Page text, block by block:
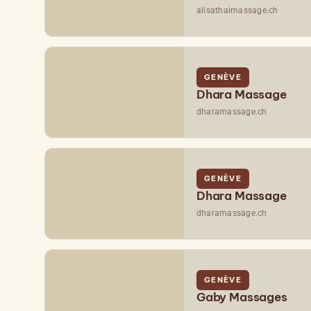
alisathaimassage.ch
GENÈVE
Dhara Massage
dharamassage.ch
GENÈVE
Dhara Massage
dharamassage.ch
GENÈVE
Gaby Massages